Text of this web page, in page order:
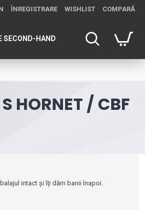
ÎNREGISTRARE WISHLIST COMPARĂ
SECOND-HAND
HORNET / CBF
intact și îți dăm banii înapoi.